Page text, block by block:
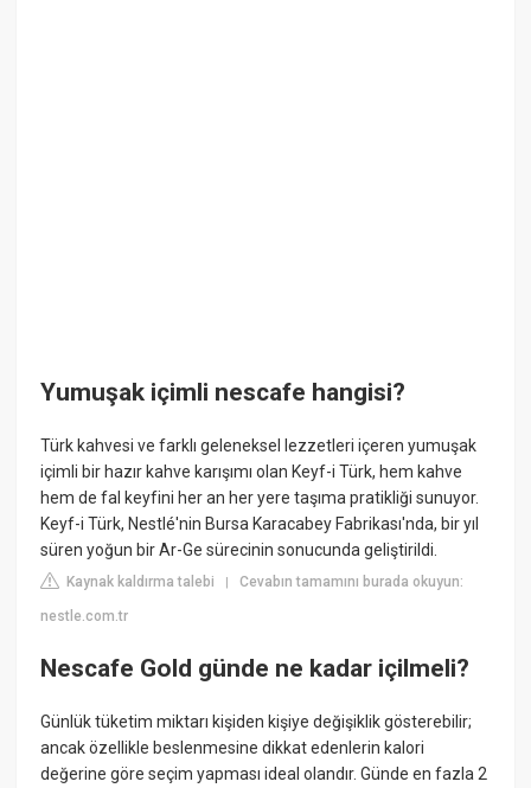
Yumuşak içimli nescafe hangisi?
Türk kahvesi ve farklı geleneksel lezzetleri içeren yumuşak
içimli bir hazır kahve karışımı olan Keyf-i Türk, hem kahve
hem de fal keyfini her an her yere taşıma pratikliği sunuyor.
Keyf-i Türk, Nestlé'nin Bursa Karacabey Fabrikası'nda, bir yıl
süren yoğun bir Ar-Ge sürecinin sonucunda geliştirildi.
Kaynak kaldırma talebi |Cevabın tamamını burada okuyun:
nestle.com.tr
Nescafe Gold günde ne kadar içilmeli?
Günlük tüketim miktarı kişiden kişiye değişiklik gösterebilir;
ancak özellikle beslenmesine dikkat edenlerin kalori
değerine göre seçim yapması ideal olandır. Günde en fazla 2